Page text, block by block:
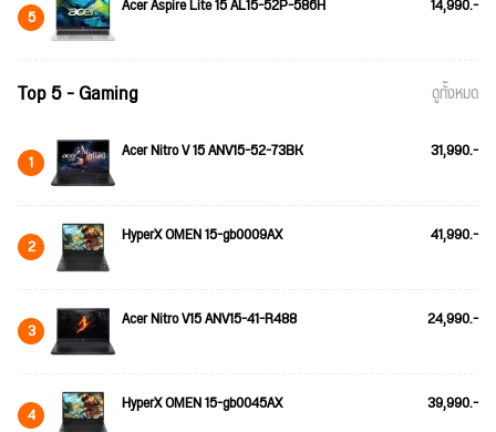
5
Top 5 - Gaming ดูทั้งหมด
1 Acer Nitro V 15 ANV15-52-73BK 31,990.-
2 HyperX OMEN 15-gb0009AX 41,990.-
3 Acer Nitro V15 ANV15-41-R488 24,990.-
4 HyperX OMEN 15-gb0045AX 39,990.-